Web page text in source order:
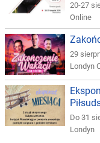
20-27
Online
29
Londyn
Do 31
Londyn